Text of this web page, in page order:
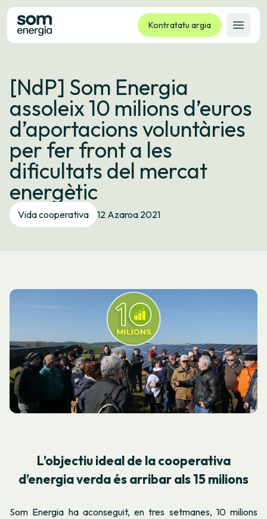
Kontratatu argia
Ireki
Tarifak
Zerbitzuak
Enpresak
Kooperatiba
Kontaktua
Izapideak
Bulego Birtuala
Hizkuntza: ES CA GL EU
[NdP] Som Energia
assoleix 10 milions d’euros
d’aportacions voluntàries
per fer front a les
dificultats del mercat
energètic
Vida cooperativa 12 Azaroa 2021
L’objectiu ideal de la cooperativa
d’energia verda és arribar als 15 milions
Som Energia ha aconseguit, en tres setmanes, 10 milions